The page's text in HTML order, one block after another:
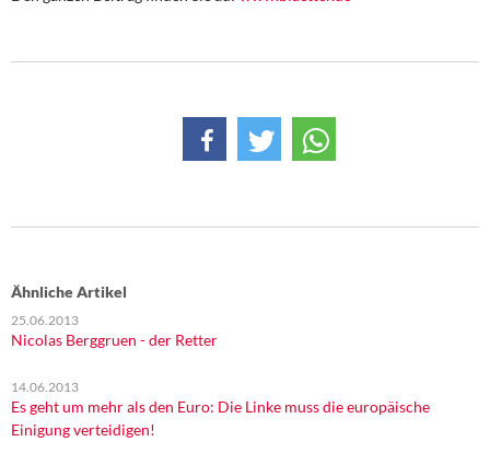
Weitere Themen
Institut Solidarische Moderne
Rosa-Luxemburg-Stiftung
Kontakt
Ähnliche Artikel
25.06.2013
Nicolas Berggruen - der Retter
14.06.2013
Es geht um mehr als den Euro: Die Linke muss die europäische
Einigung verteidigen!